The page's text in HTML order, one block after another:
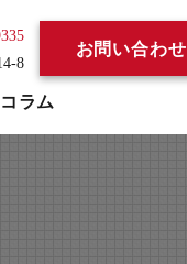
ラム
8
お問い合わせ